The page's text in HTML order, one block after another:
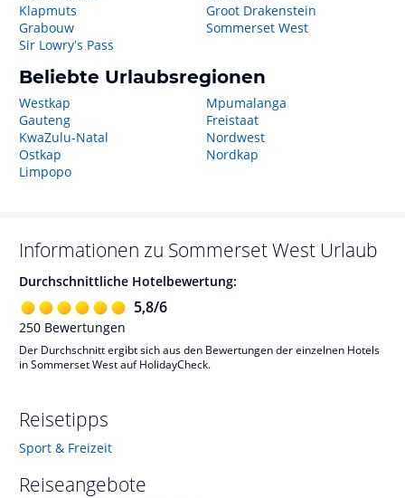
Klapmuts
Grabouw
Sir Lowryʼs Pass
Groot Drakenstein
Sommerset West
Beliebte Urlaubsregionen
Westkap
Gauteng
KwaZulu-Natal
Ostkap
Limpopo
Mpumalanga
Freistaat
Nordwest
Nordkap
Informationen zu Sommerset West Urlaub
Durchschnittliche Hotelbewertung:
5,8/6
250 Bewertungen
Der Durchschnitt ergibt sich aus den Bewertungen der einzelnen Hotels
in Sommerset West auf HolidayCheck.
Reisetipps
Sport & Freizeit
Reiseangebote